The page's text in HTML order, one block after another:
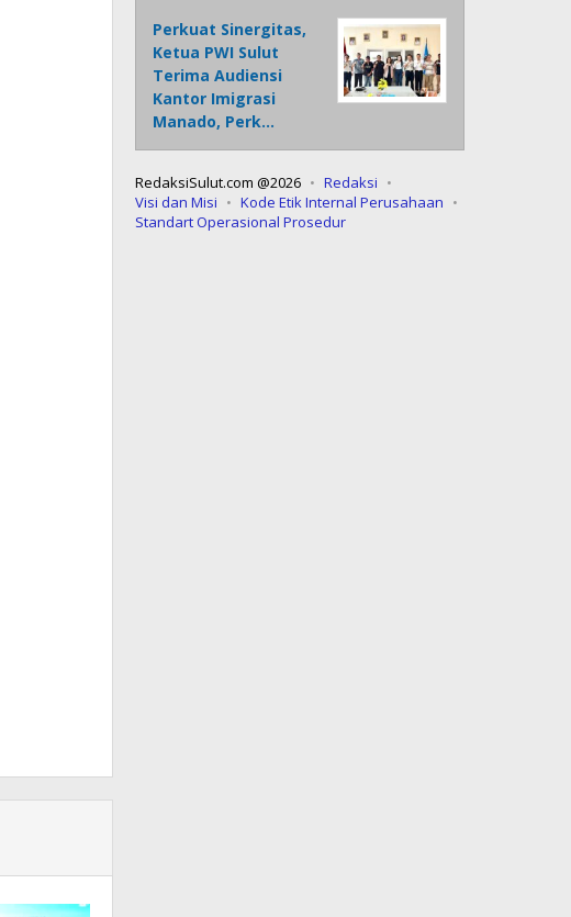
Perkuat Sinergitas,
Ketua PWI Sulut
Terima Audiensi
Kantor Imigrasi
Manado, Perk…
RedaksiSulut.com @2026
Redaksi
Visi dan Misi
Kode Etik Internal Perusahaan
Standart Operasional Prosedur